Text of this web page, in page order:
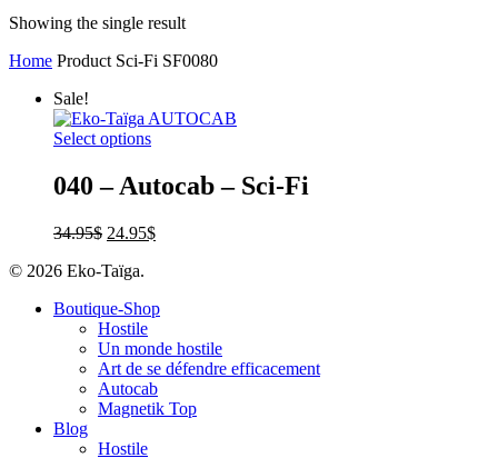
Showing the single result
Home Product Sci-Fi SF0080
Sale!
Select options
040 – Autocab – Sci-Fi
34.95$ 24.95$
© 2026 Eko-Taïga.
Boutique-Shop
Hostile
Un monde hostile
Art de se défendre efficacement
Autocab
Magnetik Top
Blog
Hostile